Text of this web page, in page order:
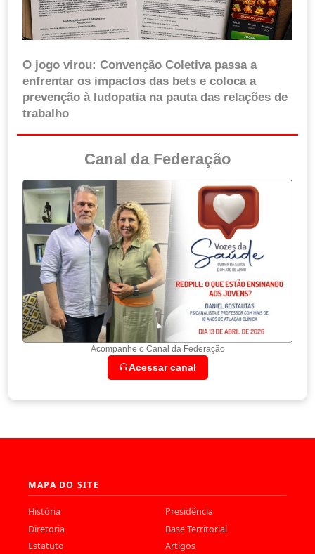
O jogo virou: Convenção Coletiva passa a
enfrentar os impactos das bets e coloca a
prevenção à ludopatia na pauta das relações de
trabalho
Canal da Federação
Acompanhe o Canal da Federação
Acessar canal
MAPA DO SITE
História
Presidência
Diretoria
Base Territorial
Estatuto
Artigos